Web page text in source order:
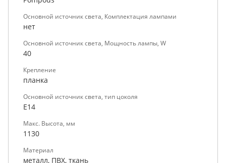
Основной источник света, Комплектация лампами
нет
Основной источник света, Мощность лампы, W
40
Крепление
планка
Основной источник света, тип цоколя
E14
Макс. Высота, мм
1130
Материал
металл, ПВХ, ткань